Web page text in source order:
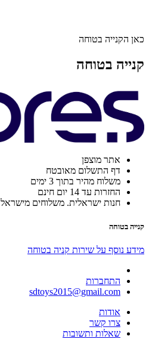
כאן הקנייה בטוחה
קנייה בטוחה
אתר מוצפן
דף התשלום מאובטח
משלוח מהיר בתוך 3 ימים
החזרות עד 14 יום חינם
חנות ישראלית. משלוחים מישראל
קנייה בטוחה
מידע נוסף על שירות קניה בטוחה
התחברות
sdtoys2015@gmail.com
אודות
צרו קשר
שאלות ותשובות